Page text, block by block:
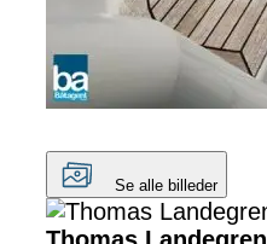
Se alle billeder